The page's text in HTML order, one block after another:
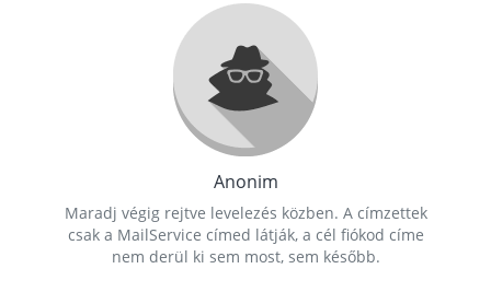
Anonim
Maradj végig rejtve levelezés közben. A címzettek
csak a MailService címed látják, a cél fiókod címe
nem derül ki sem most, sem később.